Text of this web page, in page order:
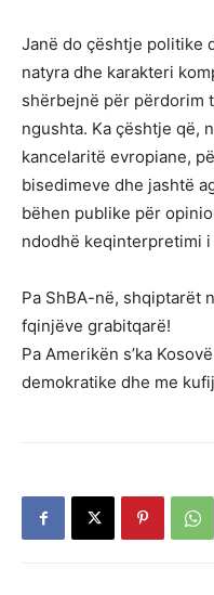
Janë do çështje politike
natyra dhe karakteri
shërbejnë për përdorim
ngushta. Ka çështje që,
kancelaritë evropiane,
bisedimeve dhe jashtë
bëhen publike për
ndodhë keqinterpretimi i
Pa ShBA-në, shqiptarët
fqinjëve grabitqarë!
Pa Amerikën s’ka
demokratike dhe me